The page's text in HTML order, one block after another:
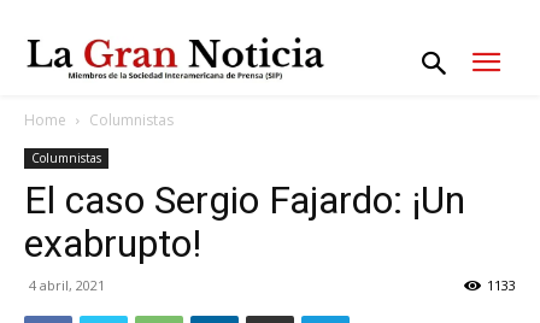
Home Columnistas
Columnistas
El caso Sergio Fajardo: ¡Un
exabrupto!
4 abril, 2021 1133